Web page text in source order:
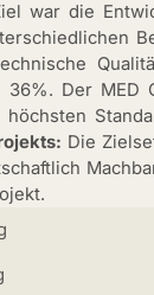
war die
36%. Der
Die